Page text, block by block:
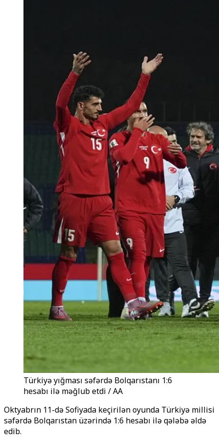
Türkiyə yığması səfərdə Bolqarıstanı 1:6
hesabı ilə məğlub etdi / AA
Oktyabrın 11-də Sofiyada keçirilən oyunda Türkiyə millisi
səfərdə Bolqarıstan üzərində 1:6 hesabı ilə qələbə əldə
edib.